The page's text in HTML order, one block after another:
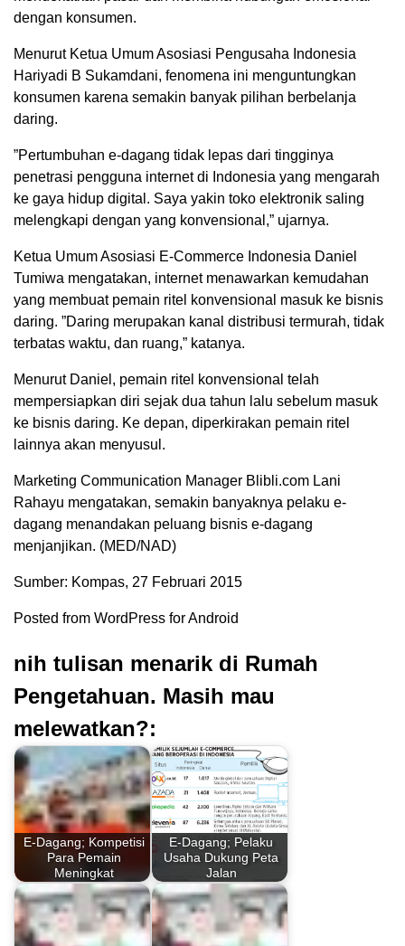
dengan konsumen.
Menurut Ketua Umum Asosiasi Pengusaha Indonesia
Hariyadi B Sukamdani, fenomena ini menguntungkan
konsumen karena semakin banyak pilihan berbelanja
daring.
”Pertumbuhan e-dagang tidak lepas dari tingginya
penetrasi pengguna internet di Indonesia yang mengarah
ke gaya hidup digital. Saya yakin toko elektronik saling
melengkapi dengan yang konvensional,” ujarnya.
Ketua Umum Asosiasi E-Commerce Indonesia Daniel
Tumiwa mengatakan, internet menawarkan kemudahan
yang membuat pemain ritel konvensional masuk ke bisnis
daring. ”Daring merupakan kanal distribusi termurah, tidak
terbatas waktu, dan ruang,” katanya.
Menurut Daniel, pemain ritel konvensional telah
mempersiapkan diri sejak dua tahun lalu sebelum masuk
ke bisnis daring. Ke depan, diperkirakan pemain ritel
lainnya akan menyusul.
Marketing Communication Manager Blibli.com Lani
Rahayu mengatakan, semakin banyaknya pelaku e-
dagang menandakan peluang bisnis e-dagang
menjanjikan. (MED/NAD)
Sumber: Kompas, 27 Februari 2015
Posted from WordPress for Android
nih tulisan menarik di Rumah
Pengetahuan. Masih mau
melewatkan?:
E-Dagang; Kompetisi
Para Pemain
Meningkat
E-Dagang; Pelaku
Usaha Dukung Peta
Jalan